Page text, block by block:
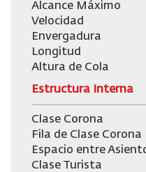
Alcance Máximo
Velocidad
Envergadura
Longitud
Altura de Cola
Estructura Interna
Clase Corona
Fila de Clase Corona
Espacio entre
Clase Turista